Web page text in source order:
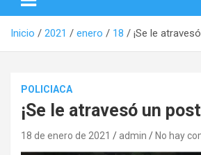
Inicio 2021 enero 18 ¡Se le
POLICIACA
¡Se le atravesó un
18 de enero de 2021 admin No hay